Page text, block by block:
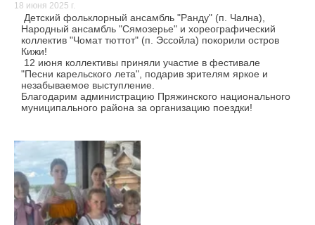
18 июня 2025 г.
Детский фольклорный ансамбль "Ранду" (п. Чална),
Народный ансамбль "Сямозерье" и хореографический
коллектив "Чомат тюттот" (п. Эссойла) покорили остров
Кижи!
12 июня коллективы приняли участие в фестивале
"Песни карельского лета", подарив зрителям яркое и
незабываемое выступление.
Благодарим администрацию Пряжинского национального
муниципального района за организацию поездки!